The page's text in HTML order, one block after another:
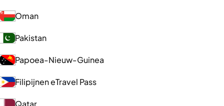
Oman
Pakistan
Papoea-Nieuw-Guinea
Filipijnen eTravel Pass
Qatar